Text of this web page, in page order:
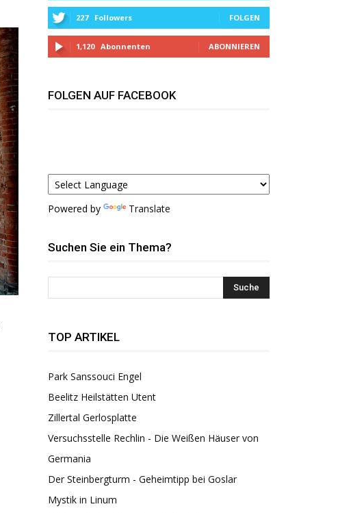
227 Followers FOLGEN
1,120 Abonnenten ABONNIEREN
FOLGEN AUF FACEBOOK
Powered by Translate
Suchen Sie ein Thema?
TOP ARTIKEL
Park Sanssouci Engel
Beelitz Heilstätten Utent
Zillertal Gerlosplatte
Versuchsstelle Rechlin - Die Weißen Häuser von
Germania
Der Steinbergturm - Geheimtipp bei Goslar
Mystik in Linum